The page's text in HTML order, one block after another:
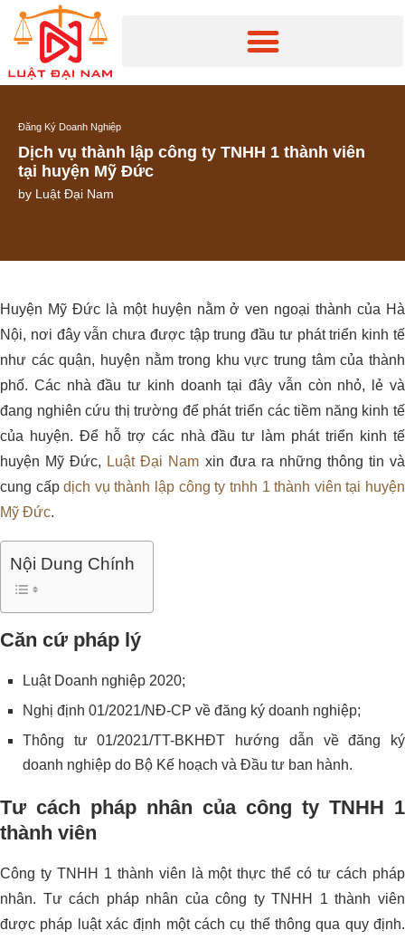
Đăng Ký Doanh Nghiệp
Dịch vụ thành lập công ty TNHH 1 thành viên
tại huyện Mỹ Đức
by Luật Đại Nam
Huyện Mỹ Đức là một huyện nằm ở ven ngoại thành của Hà
Nội, nơi đây vẫn chưa được tập trung đầu tư phát triển kinh tế
như các quận, huyện nằm trong khu vực trung tâm của thành
phố. Các nhà đầu tư kinh doanh tại đây vẫn còn nhỏ, lẻ và
đang nghiên cứu thị trường để phát triển các tiềm năng kinh tế
của huyện. Để hỗ trợ các nhà đầu tư làm phát triển kinh tế
huyện Mỹ Đức, Luật Đại Nam xin đưa ra những thông tin và
cung cấpdịch vụ thành lập công ty tnhh 1 thành viên tại huyện
Mỹ Đức.
Nội Dung Chính
Căn cứ pháp lý
Luật Doanh nghiệp 2020;
Nghị định 01/2021/NĐ-CP về đăng ký doanh nghiệp;
Thông tư 01/2021/TT-BKHĐT hướng dẫn về đăng ký
doanh nghiệp do Bộ Kế hoạch và Đầu tư ban hành.
Tư cách pháp nhân của công ty TNHH 1
thành viên
Công ty TNHH 1 thành viên là một thực thể có tư cách pháp
nhân. Tư cách pháp nhân của công ty TNHH 1 thành viên
được pháp luật xác định một cách cụ thể thông qua quy định.